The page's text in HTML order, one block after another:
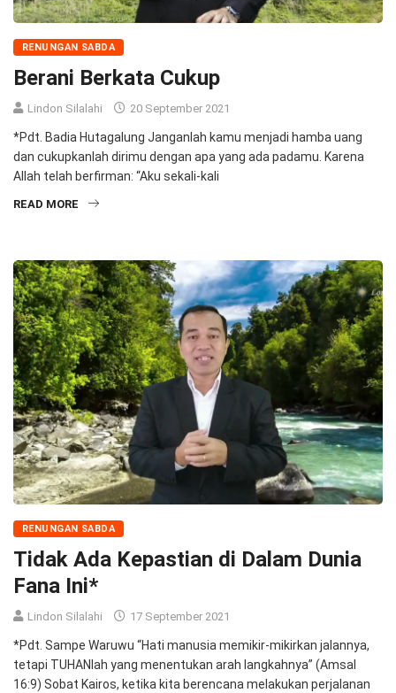
RENUNGAN SABDA
Berani Berkata Cukup
Lindon Silalahi 20 September 2021
*Pdt. Badia Hutagalung Janganlah kamu menjadi hamba uang
dan cukupkanlah dirimu dengan apa yang ada padamu. Karena
Allah telah berfirman: “Aku sekali-kali
READ MORE
RENUNGAN SABDA
Tidak Ada Kepastian di Dalam Dunia
Fana Ini*
Lindon Silalahi 17 September 2021
*Pdt. Sampe Waruwu “Hati manusia memikir-mikirkan jalannya,
tetapi TUHANlah yang menentukan arah langkahnya” (Amsal
16:9) Sobat Kairos, ketika kita berencana melakukan perjalanan